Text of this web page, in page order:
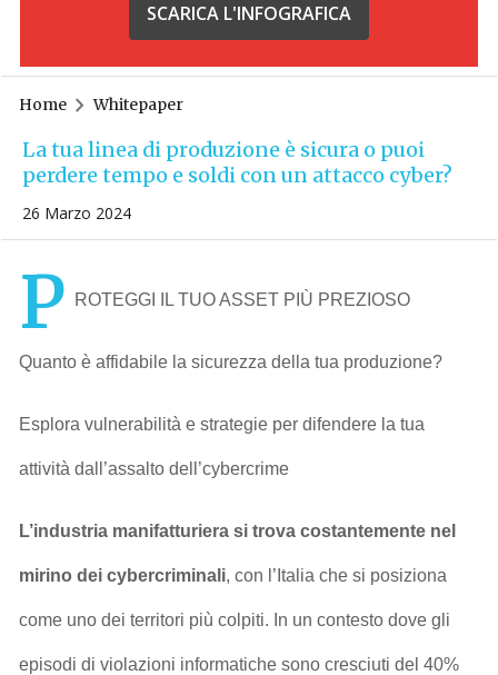
SCARICA L'INFOGRAFICA
Home Whitepaper
La tua linea di produzione è sicura o puoi
perdere tempo e soldi con un attacco cyber?
26 Marzo 2024
P ROTEGGI IL TUO ASSET PIÙ PREZIOSO
Quanto è affidabile la sicurezza della tua produzione?
Esplora vulnerabilità e strategie per difendere la tua
attività dall’assalto dell’cybercrime
L’industria manifatturiera si trova costantemente nel
mirino dei cybercriminali, con l’Italia che si posiziona
come uno dei territori più colpiti. In un contesto dove gli
episodi di violazioni informatiche sono cresciuti del 40%